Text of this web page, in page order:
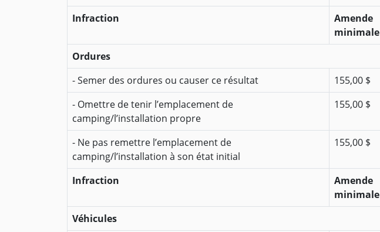
Infraction
Amende
minimale
Ordures
- Semer des ordures ou causer ce résultat
155,00 $
- Omettre de tenir l’emplacement de
camping/l’installation propre
155,00 $
- Ne pas remettre l’emplacement de
camping/l’installation à son état initial
155,00 $
Infraction
Amende
minimale
Véhicules